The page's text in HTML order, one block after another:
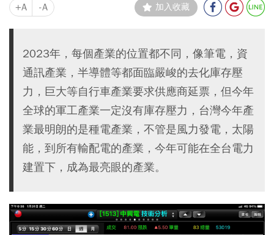
+A -A 加入收藏
2023年，每個產業的位置都不同，像筆電，資
通訊產業，半導體等都面臨嚴峻的去化庫存壓
力，巨大等自行車產業要求供應商延票，但今年
全球的軍工產業一定沒有庫存壓力，台灣今年產
業最明朗的是種電產業，不管是風力發電，太陽
能，到所有輸配電的產業，今年可能在全台電力
建置下，成為最亮眼的產業。